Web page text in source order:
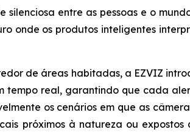
entre as pessoas e o
onde os produtos inteligentes
de áreas habitadas, a EZVIZ
real, garantindo que cada
os cenários em que as
próximos à natureza ou expostos